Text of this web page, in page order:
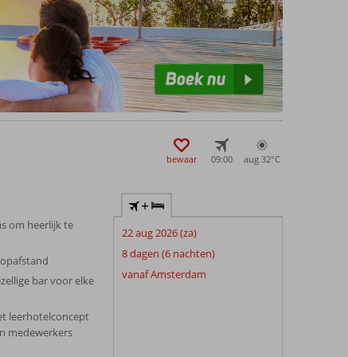
hartenlust winkelen, want met 156 winkels, 8
winkelcentrum ligt op ongeveer 3 kilometer afstand
bewaar 09:00 aug 32°C
om heerlijk te
bar voor elke
leerhotelconcept
medewerkers
+
22 aug 2026 (za)
8 dagen (6 nachten)
vanaf Amsterdam